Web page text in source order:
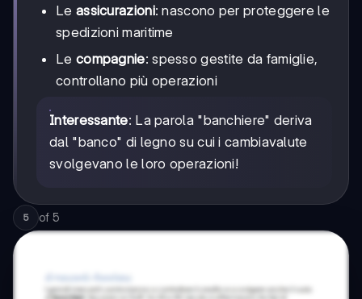
Le assicurazioni: nascono per proteggere le
spedizioni maritime
Le compagnie: spesso gestite da famiglie,
controllano più operazioni
Interessante: La parola "banchiere" deriva
dal "banco" di legno su cui i cambiavalute
svolgevano le loro operazioni!
5 of 5